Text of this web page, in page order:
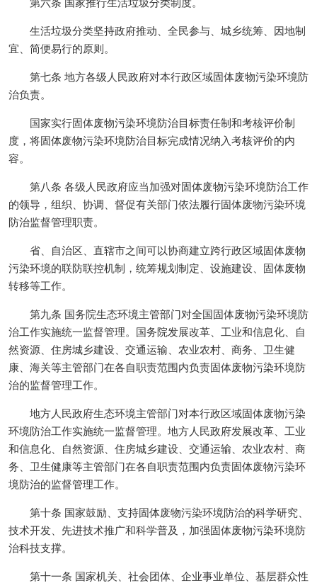
第六条 国家推行生活垃圾分类制度。
生活垃圾分类坚持政府推动、全民参与、城乡统筹、因地制
宜、简便易行的原则。
第七条 地方各级人民政府对本行政区域固体废物污染环境防
治负责。
国家实行固体废物污染环境防治目标责任制和考核评价制
度，将固体废物污染环境防治目标完成情况纳入考核评价的内
容。
第八条 各级人民政府应当加强对固体废物污染环境防治工作
的领导，组织、协调、督促有关部门依法履行固体废物污染环境
防治监督管理职责。
省、自治区、直辖市之间可以协商建立跨行政区域固体废物
污染环境的联防联控机制，统筹规划制定、设施建设、固体废物
转移等工作。
第九条 国务院生态环境主管部门对全国固体废物污染环境防
治工作实施统一监督管理。国务院发展改革、工业和信息化、自
然资源、住房城乡建设、交通运输、农业农村、商务、卫生健
康、海关等主管部门在各自职责范围内负责固体废物污染环境防
治的监督管理工作。
地方人民政府生态环境主管部门对本行政区域固体废物污染
环境防治工作实施统一监督管理。地方人民政府发展改革、工业
和信息化、自然资源、住房城乡建设、交通运输、农业农村、商
务、卫生健康等主管部门在各自职责范围内负责固体废物污染环
境防治的监督管理工作。
第十条 国家鼓励、支持固体废物污染环境防治的科学研究、
技术开发、先进技术推广和科学普及，加强固体废物污染环境防
治科技支撑。
第十一条 国家机关、社会团体、企业事业单位、基层群众性